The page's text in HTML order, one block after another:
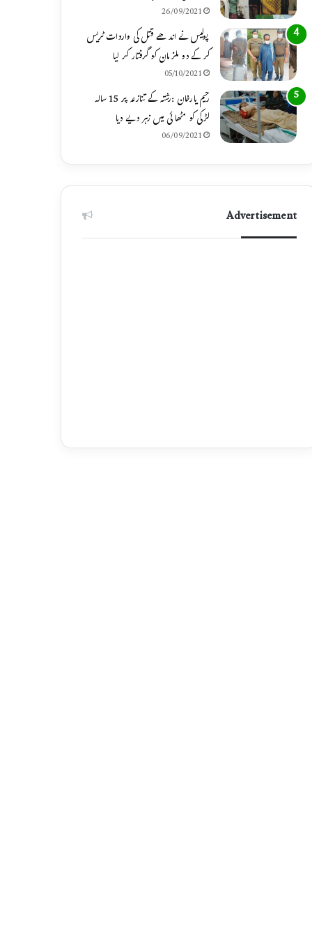
26/09/2021
پولیس نے اندھے قتل کی واردات ٹریس
کر کے دو ملزمان کو گرفتار کر لیا
05/10/2021
رحیم یارخان :رشتہ کے تنازعہ پر 15 سالہ
لڑکی کو مٹھائی میں زہر دیے دیا
06/09/2021
Advertisement